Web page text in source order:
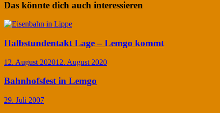
Das könnte dich auch interessieren
Halbstundentakt Lage – Lemgo kommt
12. August 202012. August 2020
Bahnhofsfest in Lemgo
29. Juli 2007